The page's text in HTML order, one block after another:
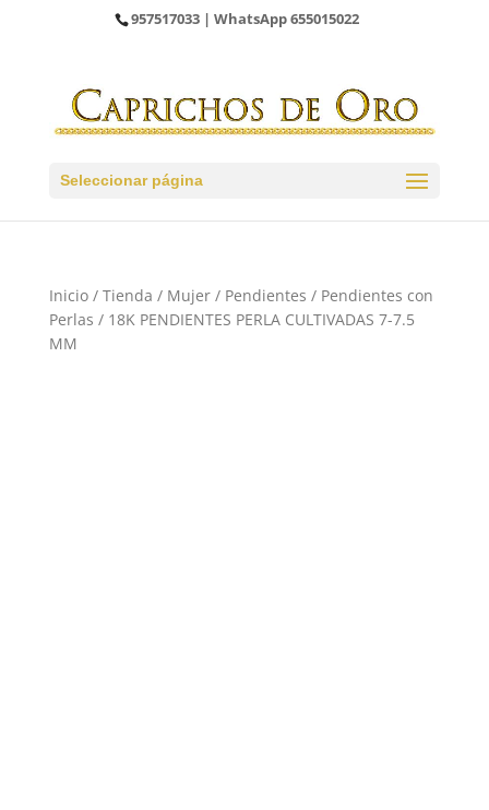
957517033 | WhatsApp655015022
Seleccionar página
Inicio/ Tienda / Mujer/ Pendientes / Pendientes con
Perlas / 18K PENDIENTES PERLA CULTIVADAS 7-7.5
MM